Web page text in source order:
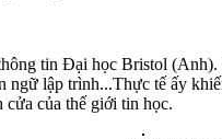
tin Đại học Bristol
ngữ lập trình...Thực tế ấy
của thế giới tin học.